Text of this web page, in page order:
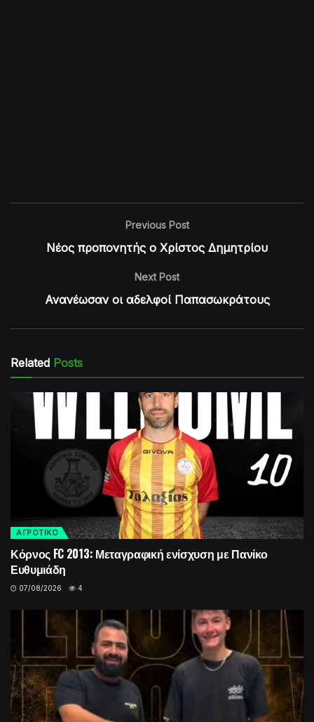
Previous Post
Νέος προπονητής ο Χρίστος Δημητρίου
Next Post
Ανανέωσαν οι αδελφοί Παπασωκράτους
Related Posts
ΑΓΡΟΤΙΚΟ
Κόρνος FC 2013: Μεταγραφική ενίσχυση με Πανίκο
Ευθυμιάδη
07/08/2026 4